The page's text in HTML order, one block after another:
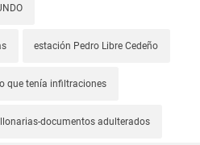
estación Pedro Libre Cedeño
que tenía infiltraciones
documentos adulterados